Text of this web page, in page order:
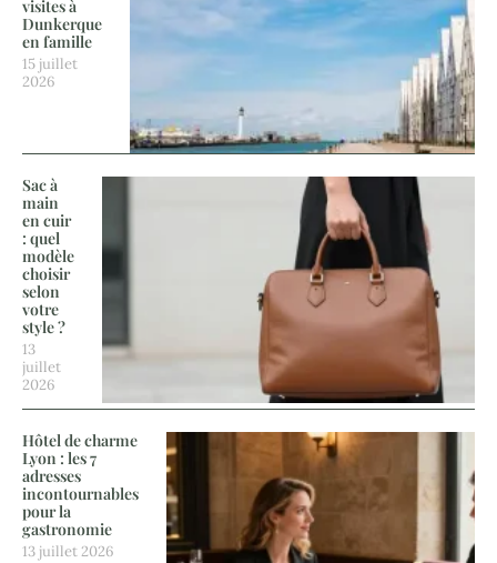
visites à
Dunkerque
en famille
15 juillet
2026
Sac à
main
en cuir
: quel
modèle
choisir
selon
votre
style ?
13
juillet
2026
Hôtel de charme
Lyon : les 7
adresses
incontournables
pour la
gastronomie
13 juillet 2026